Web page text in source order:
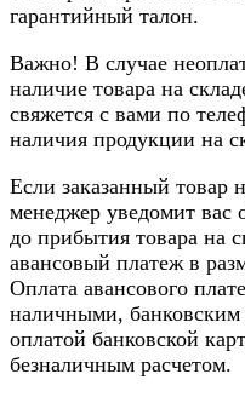
гарантийный талон.
Важно! В случае
наличие товара на
свяжется с вами по
наличия продукции на
Если заказанный товар
менеджер уведомит вас
до прибытия товара на
авансовый платеж в
Оплата авансового
наличными,
оплатой банковской
безналичным расчетом.